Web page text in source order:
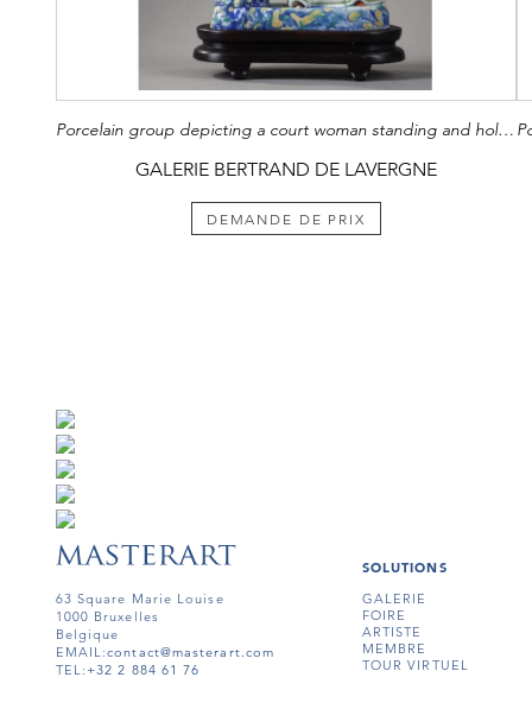
Porcelain group depicting a court woman standing and holding a fan next to a cat sitting on a rock. China around 1730 - H 22cm
GALERIE BERTRAND DE LAVERGNE
DEMANDE DE PRIX
63 Square Marie Louise
1000 Bruxelles
Belgique
EMAIL:contact@masterart.com
TEL: +32 2 884 61 76
SOLUTIONS
GALERIE
FOIRE
ARTISTE
MEMBRE
TOUR VIRTUEL